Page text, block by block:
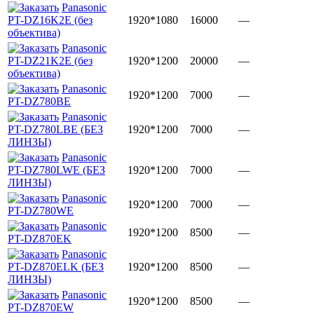
Panasonic
PT-DZ16K2E (без
объектива)
1920*1080 16000 —
Panasonic
PT-DZ21K2E (без
объектива)
1920*1200 20000 —
Panasonic
PT-DZ780BE
1920*1200 7000
—
Panasonic
PT-DZ780LBE (БЕЗ
ЛИНЗЫ)
1920*1200 7000 —
Panasonic
PT-DZ780LWE (БЕЗ
ЛИНЗЫ)
1920*1200 7000 —
Panasonic
PT-DZ780WE
1920*1200 7000
—
Panasonic
PT-DZ870EK
1920*1200 8500
—
Panasonic
PT-DZ870ELK (БЕЗ
ЛИНЗЫ)
1920*1200 8500 —
Panasonic
PT-DZ870EW
1920*1200 8500 —